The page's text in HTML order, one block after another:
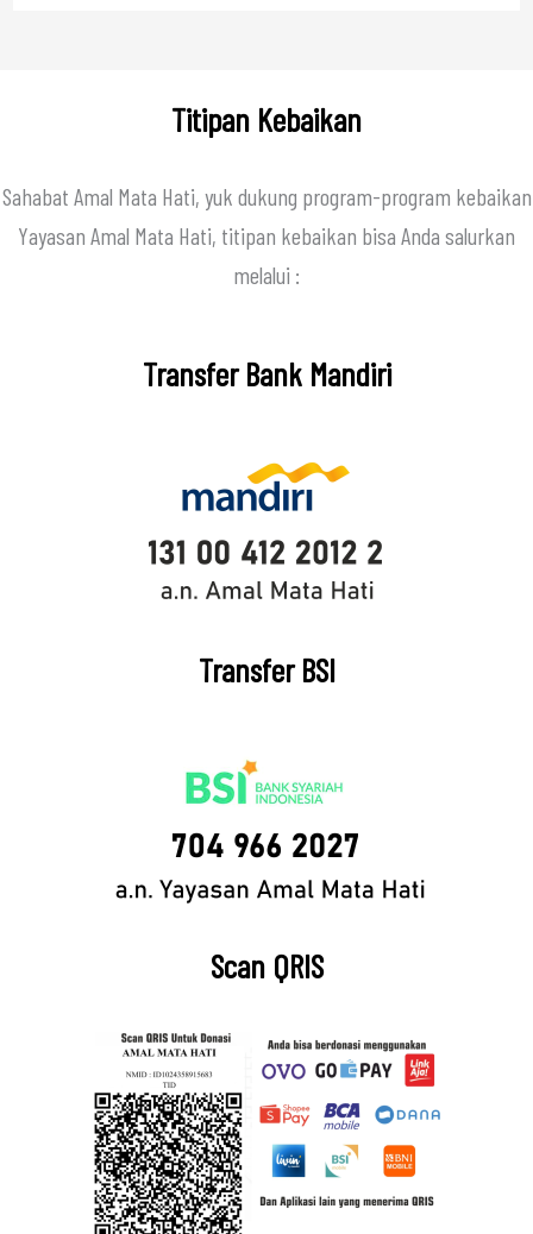
Titipan Kebaikan
Sahabat Amal Mata Hati, yuk dukung program-program kebaikan
Yayasan Amal Mata Hati, titipan kebaikan bisa Anda salurkan
melalui :
Transfer Bank Mandiri
Transfer BSI
Scan QRIS